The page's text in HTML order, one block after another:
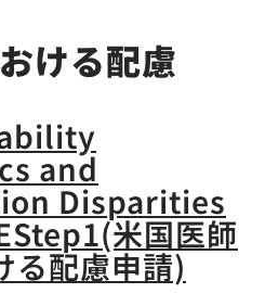
ける配慮
and
Disparities
米国医師
る配慮申請)